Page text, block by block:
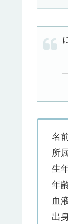
名
所
生
年
血
出